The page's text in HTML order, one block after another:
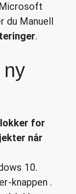
du Manuell
.
ny
for
når
10.
knappen .